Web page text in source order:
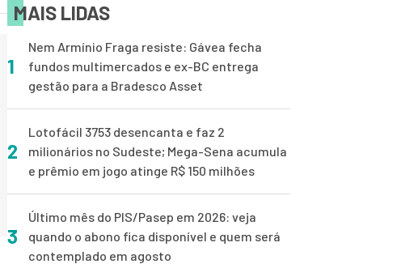
MAIS LIDAS
1
Nem Armínio Fraga resiste: Gávea fecha
fundos multimercados e ex-BC entrega
gestão para a Bradesco Asset
2
Lotofácil 3753 desencanta e faz 2
milionários no Sudeste; Mega-Sena acumula
e prêmio em jogo atinge R$ 150 milhões
3
Último mês do PIS/Pasep em 2026: veja
quando o abono fica disponível e quem será
contemplado em agosto